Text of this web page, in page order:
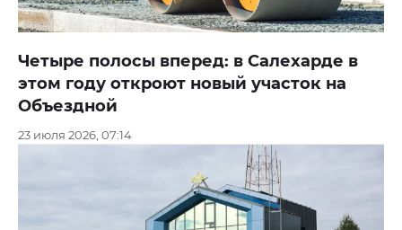
Четыре полосы вперед: в Салехарде в
этом году откроют новый участок на
Объездной
23 июля 2026, 07:14